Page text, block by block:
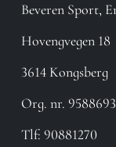
Beveren Sport,
Hovengvegen 18
3614 Kongsberg
Org. nr.
Tlf: 90881270